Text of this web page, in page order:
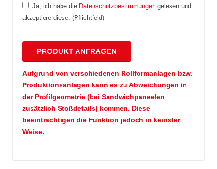
Ja, ich habe die Datenschutzbestimmungen gelesen und
akzeptiere diese. (Pflichtfeld)
Aufgrund von verschiedenen Rollformanlagen bzw.
Produktionsanlagen kann es zu Abweichungen in
der Profilgeometrie (bei Sandwichpaneelen
zusätzlich Stoßdetails) kommen. Diese
beeinträchtigen die Funktion jedoch in keinster
Weise.